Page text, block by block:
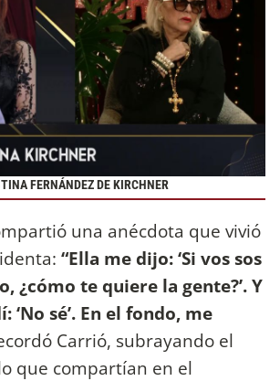
FERNÁNDEZ DE KIRCHNER
una anécdota que vivió
“Ella me dijo: ‘Si vos sos
¿cómo te quiere la gente?’. Y
‘No sé’. En el fondo, me
Carrió, subrayando el
que compartían en el